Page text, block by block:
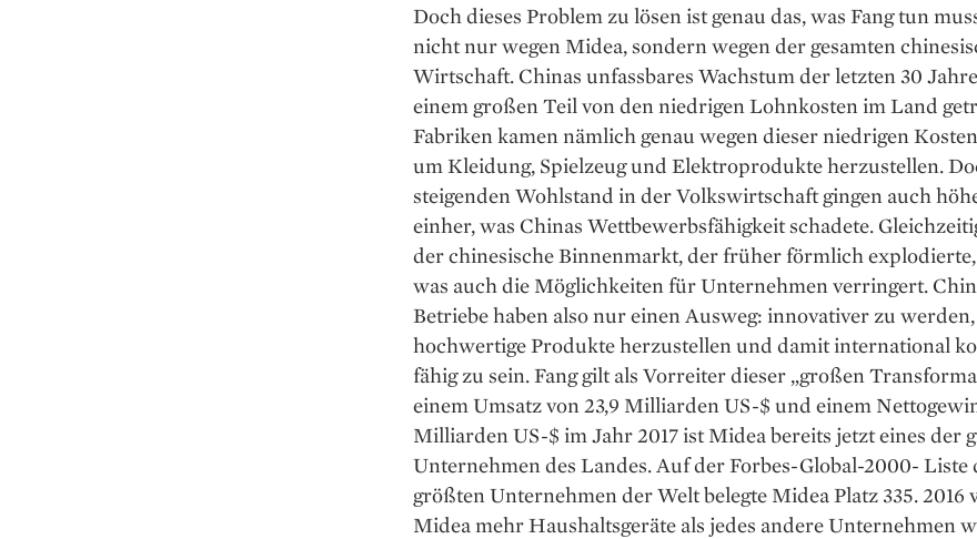
Doch dieses Problem zu lösen ist genau das, was Fang tun
nicht nur wegen Midea, sondern wegen der gesamten
Wirtschaft. Chinas unfassbares Wachstum der letzten 30
einem großen Teil von den niedrigen ­Lohnkosten im Land
Fabriken ­kamen nämlich genau wegen ­dieser niedrigen
um Kleidung, Spielzeug und Elektroprodukte herzustellen.
steigenden Wohlstand in der Volkswirtschaft gingen auch
einher, was Chinas Wettbewerbsfähigkeit schadete.
der chinesische Binnenmarkt, der früher förmlich explodierte,
was auch die Möglichkeiten für Unternehmen verringert.
Betriebe haben also nur einen Ausweg: innovativer zu werden,
hochwertige Produkte herzustellen und damit international
fähig zu sein. Fang gilt als ­Vorreiter dieser „großen
einem Umsatz von 23,9 Milliarden US-$ und einem
Milliarden US-$ im Jahr 2017 ist Midea bereits jetzt eines der
Unternehmen des Landes. Auf der Forbes-Global-2000- Liste
größten Unternehmen der Welt belegte Midea Platz 335. 2016
Midea mehr Haushalts­geräte als jedes ­andere Unternehmen